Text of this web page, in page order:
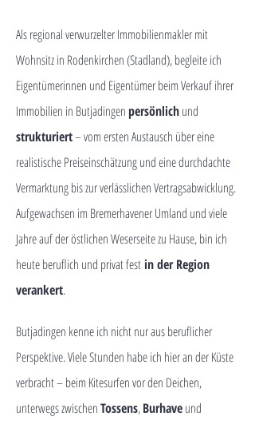
Als regional verwurzelter Immobilienmakler mit
Wohnsitz in Rodenkirchen (Stadland), begleite ich
Eigentümerinnen und Eigentümer beim Verkauf ihrer
Immobilien in Butjadingen persönlichund
strukturiert– vom ersten Austausch über eine
realistische Preiseinschätzung und eine durchdachte
Vermarktung bis zur verlässlichen Vertragsabwicklung.
Aufgewachsen im Bremerhavener Umland und viele
Jahre auf der östlichen Weserseite zu Hause, bin ich
heute beruflich und privat fest in der Region
verankert.
Butjadingen kenne ich nicht nur aus beruflicher
Perspektive. Viele Stunden habe ich hier an der Küste
verbracht – beim Kitesurfen vor den Deichen,
unterwegs zwischenTossens,Burhaveund